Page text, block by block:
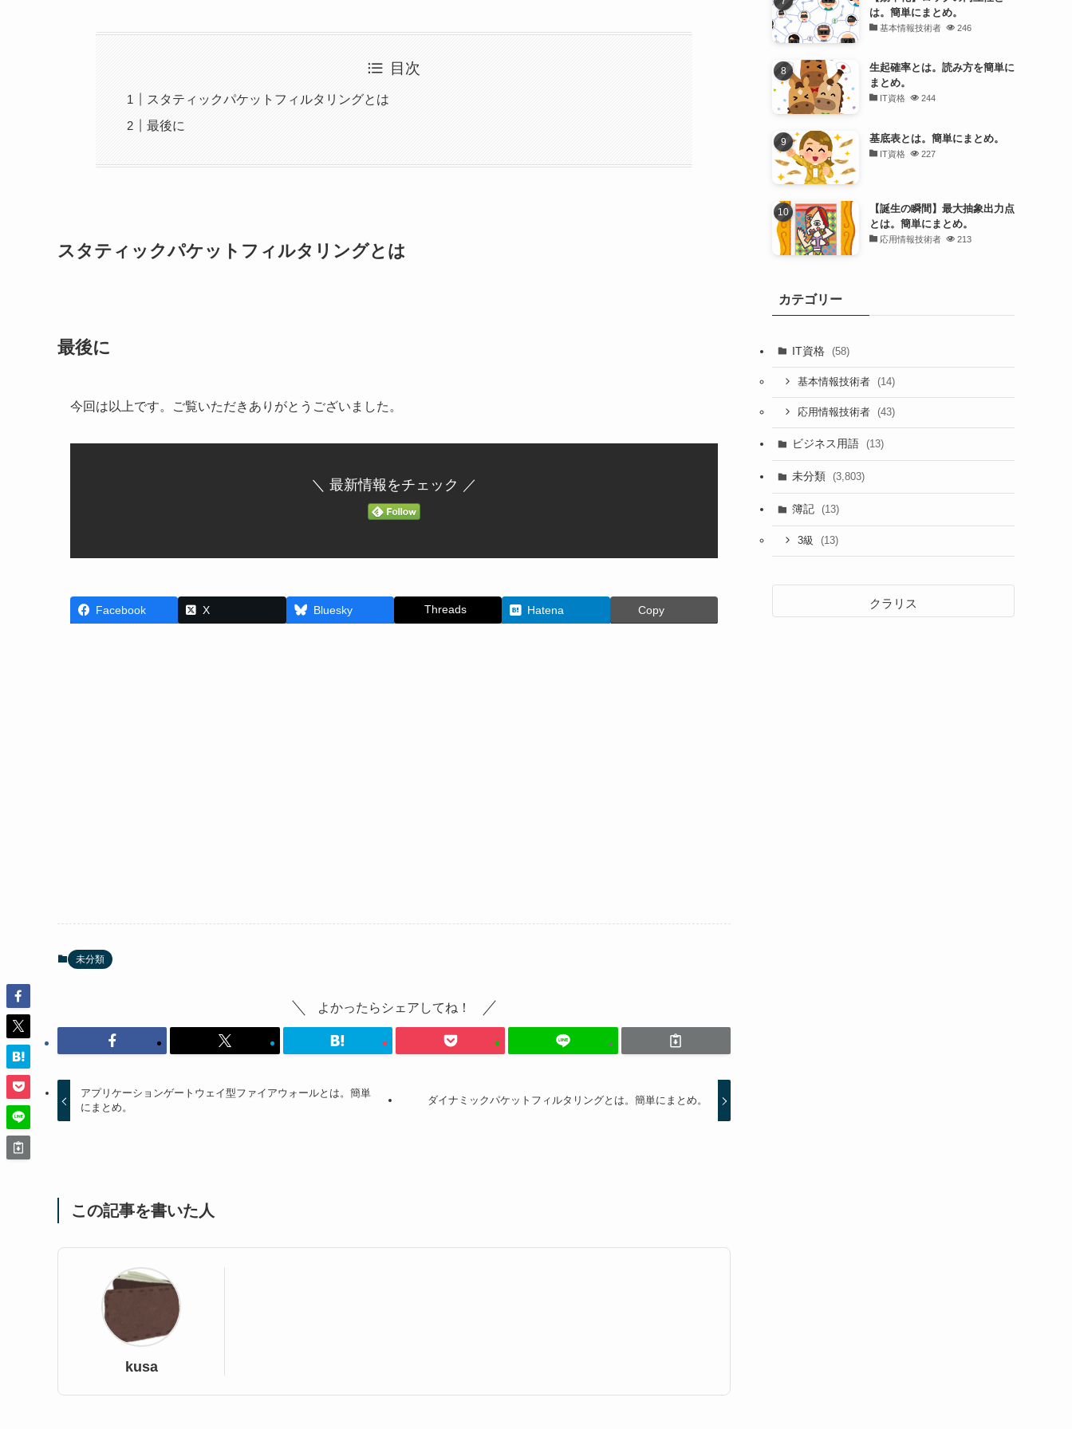
目次
スタティックパケットフィルタリングとは
最後に
スタティックパケットフィルタリングとは
最後に
今回は以上です。ご覧いただきありがとうございました。
＼ 最新情報をチェック ／
Facebook X Bluesky Threads Hatena Copy
未分類
よかったらシェアしてね！
アプリケーションゲートウェイ型ファイアウォールとは。簡単
にまとめ。
ダイナミックパケットフィルタリングとは。簡単にまとめ。
この記事を書いた人
kusa
は。簡単にまとめ。
基本情報技術者 246
生起確率とは。読み方を簡単に
まとめ。
IT資格 244
基底表とは。簡単にまとめ。
IT資格 227
【誕生の瞬間】最大抽象出力点
とは。簡単にまとめ。
応用情報技術者 213
カテゴリー
IT資格 (58)
基本情報技術者 (14)
応用情報技術者 (43)
ビジネス用語 (13)
未分類 (3,803)
簿記 (13)
3級 (13)
クラリス